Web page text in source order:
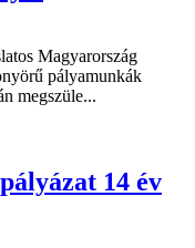
Magyarország
pályamunkák
megszüle...
14 év